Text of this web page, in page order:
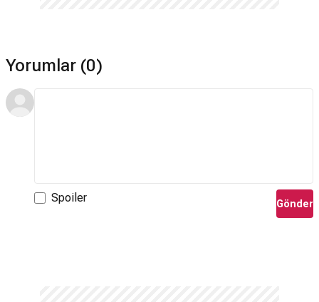
Yorumlar (0)
Spoiler Gönder